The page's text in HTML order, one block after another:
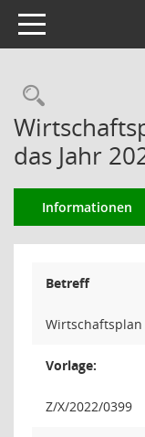
Toggle navigation
das Jahr
Informationen
Betreff
Wirtschaftsplan
Vorlage:
Z/X/2022/0399